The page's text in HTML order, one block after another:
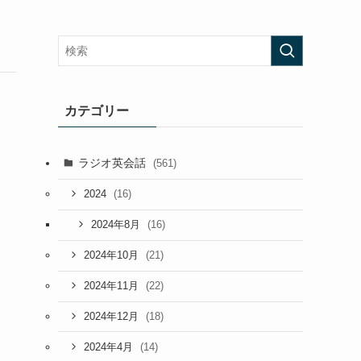
カテゴリー
ラジオ英会話 (561)
2024 (16)
2024年8月 (16)
2024年10月 (21)
2024年11月 (22)
2024年12月 (18)
2024年4月 (14)